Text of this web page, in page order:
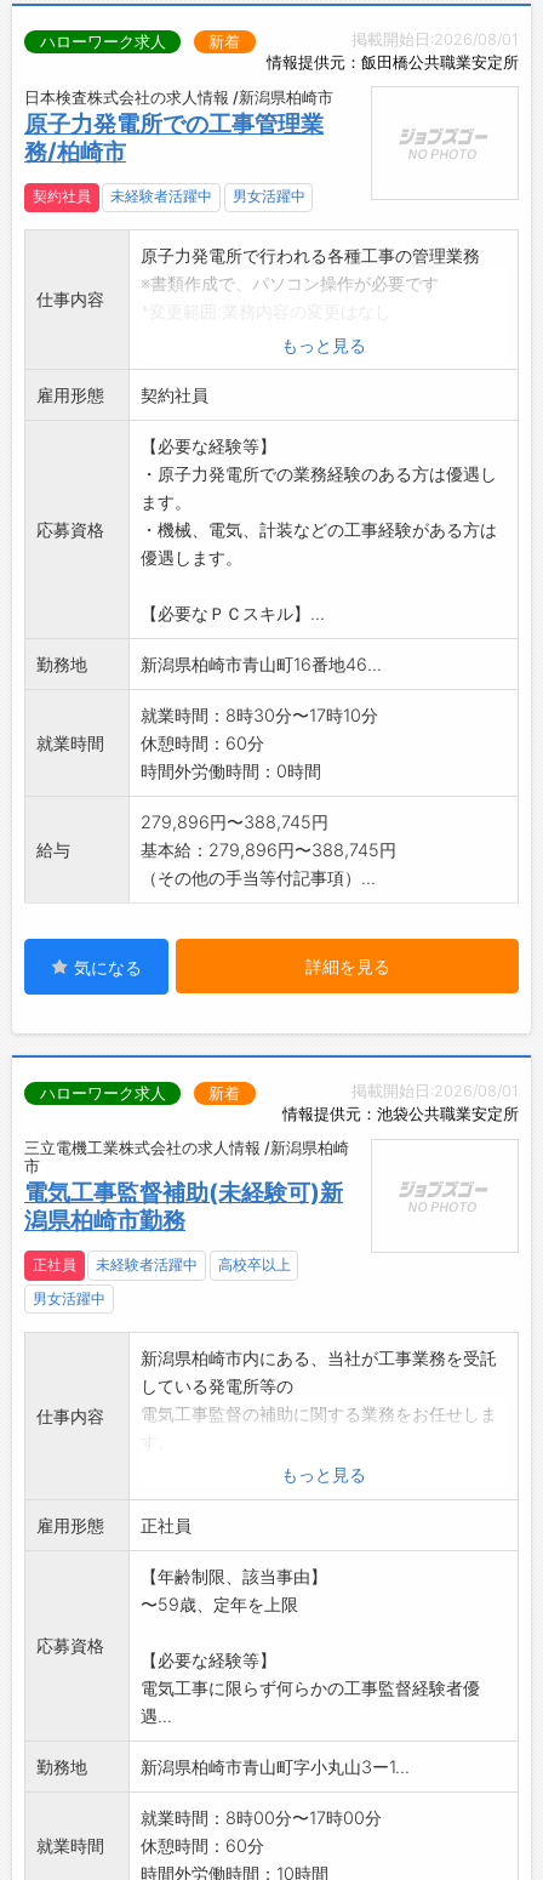
掲載開始日:2026/08/01
情報提供元：飯田橋公共職業安定所
ハローワーク求人 新着
日本検査株式会社の求人情報 /新潟県柏崎市
原子力発電所での工事管理業
務/柏崎市
契約社員 未経験者活躍中 男女活躍中
仕事内容
原子力発電所で行われる各種工事の管理業務
※書類作成で、パソコン操作が必要です
もっと見る
雇用形態 契約社員
応募資格
【必要な経験等】
・原子力発電所での業務経験のある方は優遇し
ます。
・機械、電気、計装などの工事経験がある方は
優遇します。
【必要なＰＣスキル】...
勤務地 新潟県柏崎市青山町16番地46...
就業時間
就業時間：8時30分〜17時10分
休憩時間：60分
時間外労働時間：0時間
給与
279,896円〜388,745円
基本給：279,896円〜388,745円
（その他の手当等付記事項）...
気になる 詳細を見る
掲載開始日:2026/08/01
情報提供元：池袋公共職業安定所
ハローワーク求人 新着
三立電機工業株式会社の求人情報 /新潟県柏崎
市
電気工事監督補助(未経験可)新
潟県柏崎市勤務
正社員 未経験者活躍中
高校卒以上
男女活躍中
仕事内容
新潟県柏崎市内にある、当社が工事業務を受託
している発電所等の
電気工事監督の補助に関する業務をお任せしま
・原子力・火力発電所建設、定期検査に於ける
電気工事の
監督補助業務
(他県に出張対応もあり得ます)
入社後は業務に必要な資格やスキルを研修で学
び、初歩的な作業か
【変更範囲:会社の定める業務】
もっと見る
雇用形態 正社員
応募資格
【年齢制限、該当事由】
〜59歳、定年を上限
【必要な経験等】
電気工事に限らず何らかの工事監督経験者優
遇...
勤務地 新潟県柏崎市青山町字小丸山3ー1...
就業時間
就業時間：8時00分〜17時00分
休憩時間：60分
時間外労働時間：10時間